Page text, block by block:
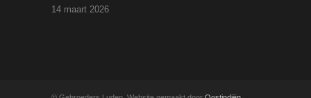
14 maart 2026